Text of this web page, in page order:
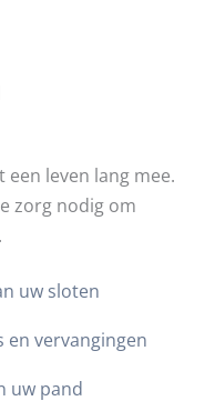
leven lang mee.
zorg nodig om
uw sloten
vervangingen
uw pand